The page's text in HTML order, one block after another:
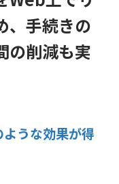
、手続きの
の削減も実
うな効果が得